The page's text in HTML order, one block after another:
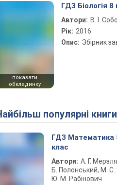
показати
обкладинку
ГДЗ Біологія 8
Автори: В. І.
Рік: 2016
Опис: Збірник
Найбільш популярні книги
ГДЗ Математика
клас
Автори: А. Г.
Б. Полонський, М. С.
Ю. М. Рабінович